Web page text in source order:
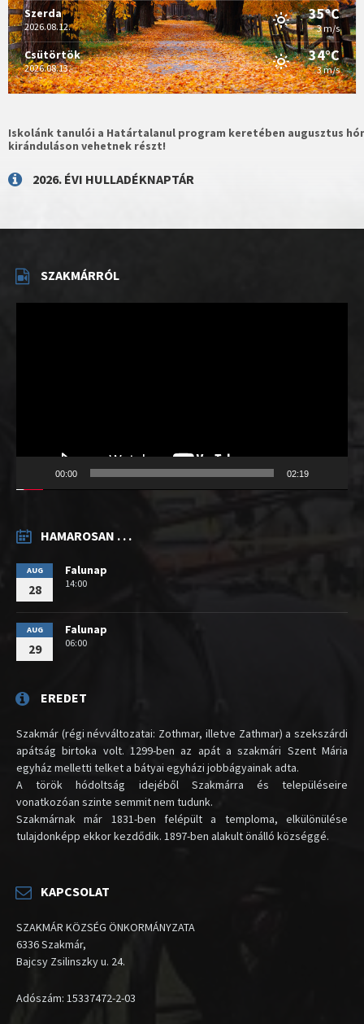
Szerda
2026.08.12.
35°C
3 m/s
Csütörtök
2026.08.13.
34°C
3 m/s
Iskolánk tanulói a Határtalanul program keretében augusztus
kiránduláson vehetnek részt!
2026. ÉVI HULLADÉKNAPTÁR
SZAKMÁRRÓL
00:00 02:19
HAMAROSAN . . .
AUG
28
Falunap
14:00
AUG
29
Falunap
06:00
EREDET
Szakmár (régi névváltozatai: Zothmar, illetve Zathmar) a szekszárdi
apátság birtoka volt. 1299-ben az apát a szakmári Szent Mária
egyház melletti telket a bátyai egyházi jobbágyainak adta.
A török hódoltság idejéből Szakmárra és településeire
vonatkozóan szinte semmit nem tudunk.
Szakmárnak már 1831-ben felépült a temploma, elkülönülése
tulajdonképp ekkor kezdődik. 1897-ben alakult önálló községgé.
KAPCSOLAT
SZAKMÁR KÖZSÉG ÖNKORMÁNYZATA
6336 Szakmár,
Bajcsy Zsilinszky u. 24.
Adószám: 15337472-2-03